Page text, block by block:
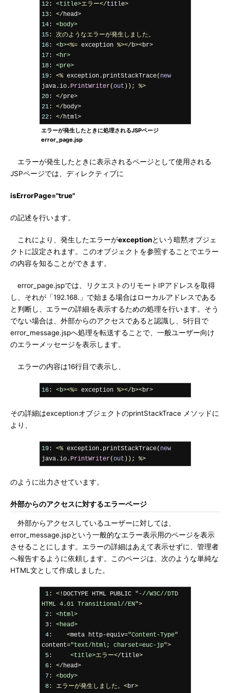
12: <title>エラー</title>
13: </head>
14:
<body>
15:
次のようなエラーが発生しました。
16: <b><%= exception %></b><br>
17:
<hr>
18:
<pre>
19: <% exception. printStackTrace( new
java.io. PrintWriter(out ));
%>
20: </pre>
21: </body>
22: </html>
エラーが発生したときに処理されるJSPページ
error_page.jsp
エラーが発生したときに表示されるページとして使用される
JSPページでは、ディレクティブに
isErrorPage="true"
の記述を行います。
これにより、発生したエラーがexceptionという暗黙オブジェ
クトに設定されます。このオブジェクトを参照することでエラー
の内容を知ることができます。
error_page.jspでは、リクエストのリモートIPアドレスを取得
し、それが「192.168.」で始まる場合はローカルアドレスである
と判断し、エラーの詳細を表示するための処理を行います。そう
でない場合は、外部からのアクセスであると認識し、5行目で
error_message.jspへ処理を転送することで、一般ユーザー向け
のエラーメッセージを表示します。
エラーの内容は16行目で表示し、
16: <b><%= exception %></b><br>
その詳細はexceptionオブジェクトのprintStackTrace メソッドに
より、
19: <% exception. printStackTrace( new
java.io. PrintWriter(out )); %>
のように出力させています。
外部からのアクセスに対するエラーページ
外部からアクセスしているユーザーに対しては、
error_message.jspという一般的なエラー表示用のページを表示
させることにします。エラーの詳細はあえて表示せずに、管理者
へ報告するように依頼します。このページは、次のような単純な
HTML文として作成しました。
1: <! DOCTYPE HTML PUBLIC "-//W3C//DTD
HTML 4.01 Transitional//EN">
2:
<html>
3:
<head>
4: <meta http-equiv="Content-Type"
content="text/html; charset=euc-jp">
5: <title>エラー</title>
6: </head>
7:
<body>
8: エラーが発生しました。<br>